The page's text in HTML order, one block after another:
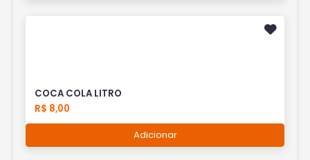
COCA COLA LITRO
R$ 8,00
Adicionar